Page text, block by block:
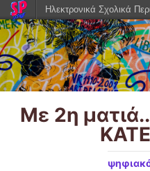
Με 2η
Ηλεκτρονικά Σχολικά